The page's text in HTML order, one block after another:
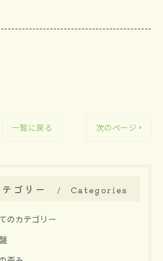
一覧に戻る 次のページ >
テゴリー Categories
のカテゴリー